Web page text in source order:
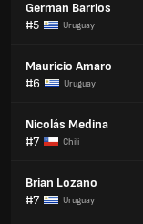
German Barrios
#5
Uruguay
Mauricio Amaro
#6
Uruguay
Nicolás Medina
#7
Chili
Brian Lozano
#7
Uruguay